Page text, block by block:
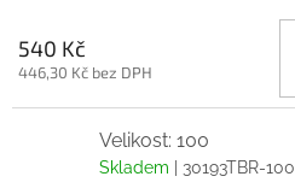
540 Kč
446,30 Kč bez DPH
Velikost: 100
Skladem | 30193TBR-100